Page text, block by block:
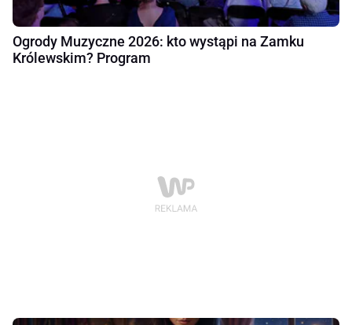
Ogrody Muzyczne 2026: kto wystąpi na Zamku
Królewskim? Program